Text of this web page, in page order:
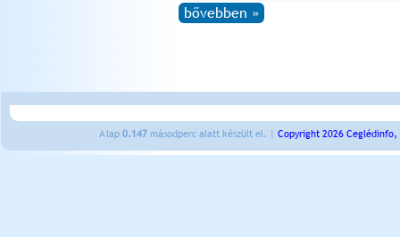
bővebben »
A lap 0.147 másodperc alatt készült el. | Copyright 2026